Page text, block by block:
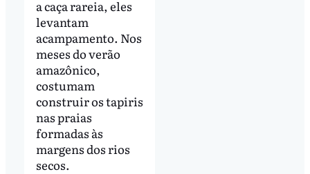
a caça rareia, eles
levantam
acampamento. Nos
meses do verão
amazônico,
costumam
construir os tapiris
nas praias
formadas às
margens dos rios
secos.